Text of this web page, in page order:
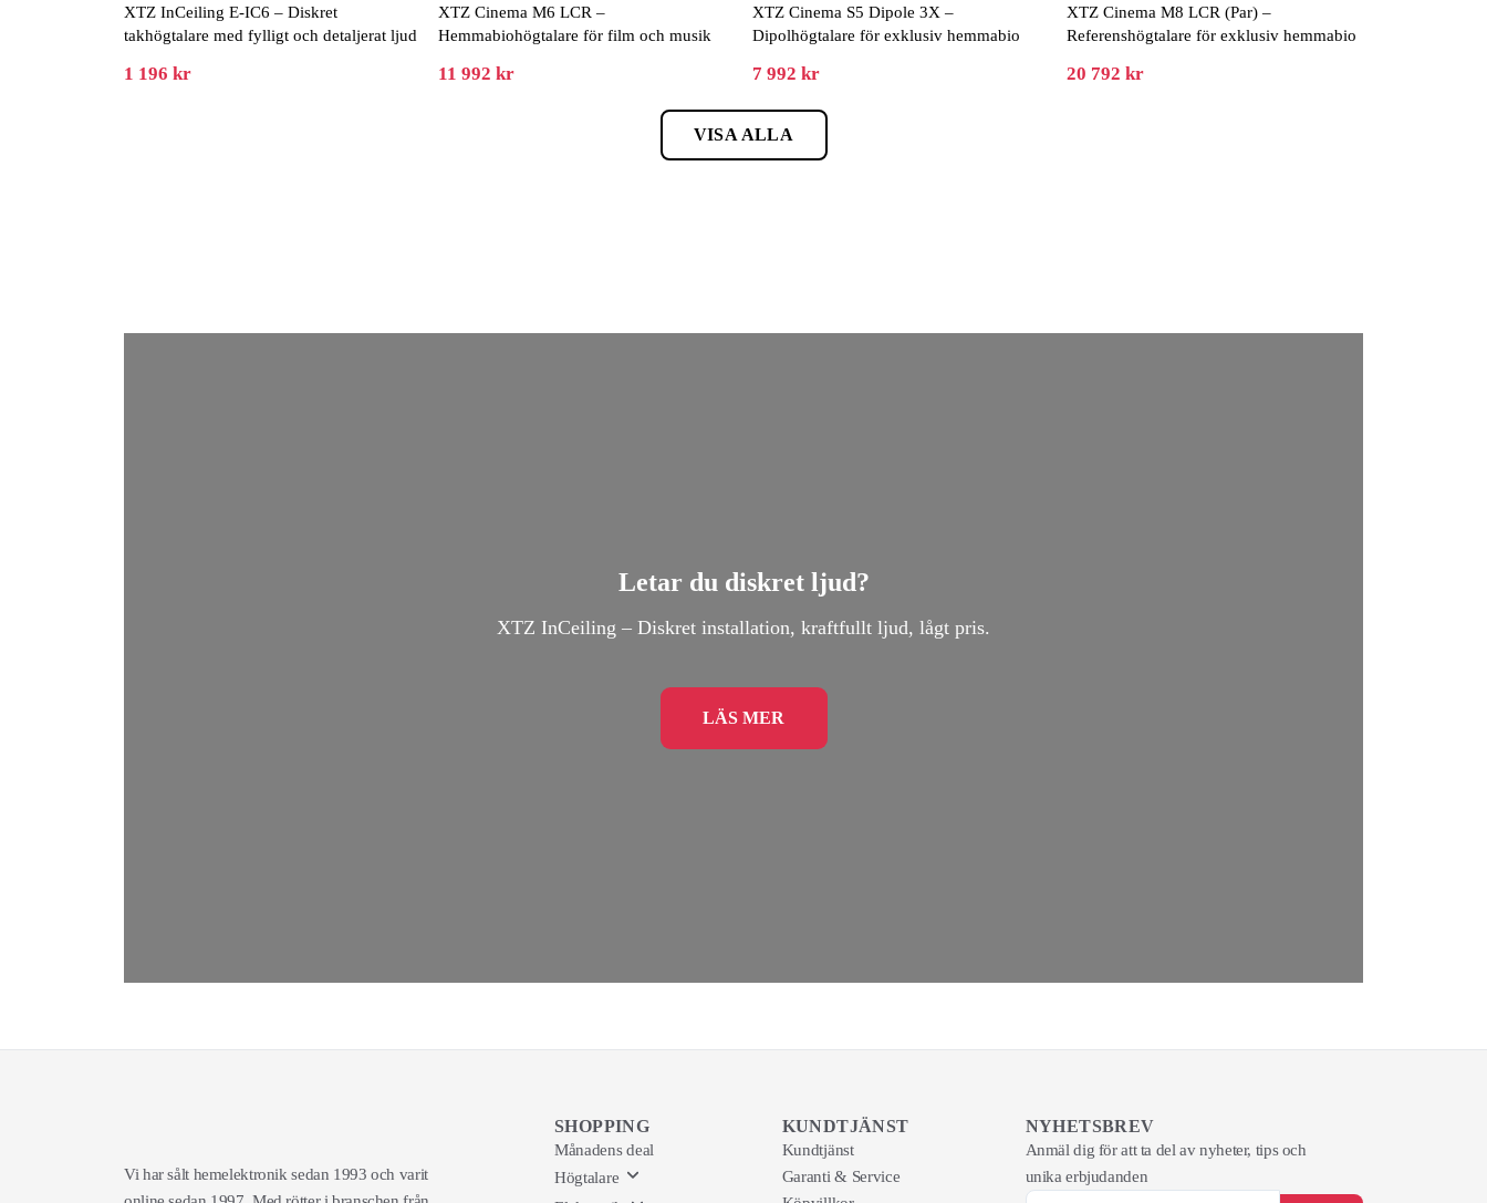
XTZ InCeiling E-IC6 – Diskret
takhögtalare med fylligt och detaljerat ljud
1 196 kr
XTZ Cinema M6 LCR –
Hemmabiohögtalare för film och musik
11 992 kr
XTZ Cinema S5 Dipole 3X –
Dipolhögtalare för exklusiv hemmabio
7 992 kr
XTZ Cinema M8 LCR (Par) –
Referenshögtalare för exklusiv hemmabio
20 792 kr
VISA ALLA
Letar du diskret ljud?
XTZ InCeiling – Diskret installation, kraftfullt ljud, lågt pris.
LÄS MER
Vi har sålt hemelektronik sedan 1993 och varit
SHOPPING
Månadens deal
Högtalare
KUNDTJÄNST
Kundtjänst
Garanti & Service
NYHETSBREV
Anmäl dig för att ta del av nyheter, tips och
unika erbjudanden